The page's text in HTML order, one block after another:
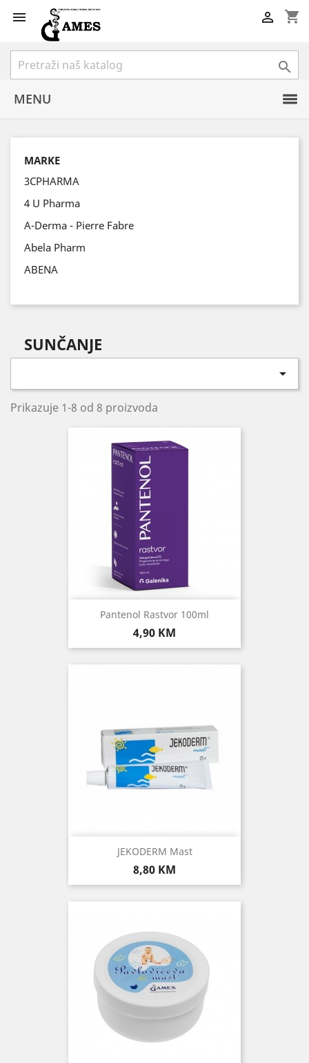
 shopping_cart


MENU
MARKE
3CPHARMA
4 U Pharma
A-Derma - Pierre Fabre
Abela Pharm
ABENA
SUNČANJE

Prikazuje 1-8 od 8 proizvoda
Pantenol Rastvor 100ml
Cijena
4,90 KM
JEKODERM Mast
Cijena
8,80 KM